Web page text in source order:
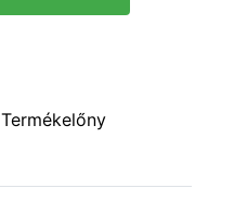
Termékelőny